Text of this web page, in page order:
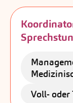
Voll- oder